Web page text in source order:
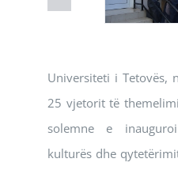
Universiteti i Tetovës,
25 vjetorit të
solemne e
kulturës dhe